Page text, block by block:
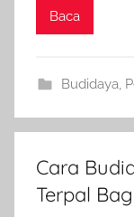
Baca
Budidaya,
Cara
Terpal